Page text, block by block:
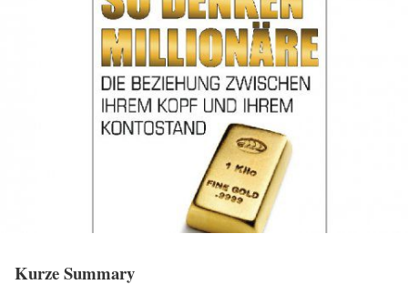
Kurze Summary